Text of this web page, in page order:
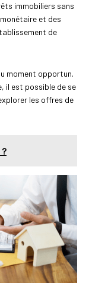
immobiliers sans
et des
de
moment opportun.
il est possible de se
les offres de